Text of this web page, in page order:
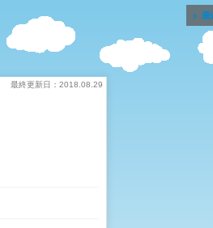
 最
最終更新日：2018.08.29